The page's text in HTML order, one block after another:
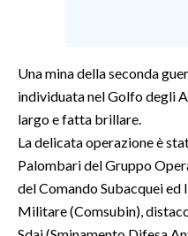
CULTURA
SPETTACOLI
GOSSIP
Una mina della seconda
individuata nel Golfo degli
largo e fatta brillare.
La delicata operazione è
Palombari del Gruppo
del Comando Subacquei
Militare (Comsubin),